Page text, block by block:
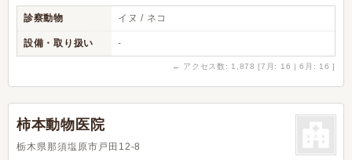
診察動物 イヌ / ネコ
設備・取り扱い -
← アクセス数: 1,878 [7月: 16 | 6月: 16 ]
柿本動物医院
栃木県那須塩原市戸田12-8